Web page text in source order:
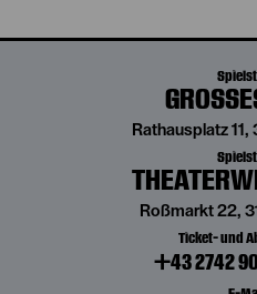
Rathausplatz
Roßmarkt 22,
Ticket- und
+43 2742